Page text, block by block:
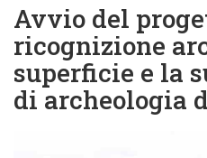
Avvio del
ricognizione
superficie e la
di archeologia